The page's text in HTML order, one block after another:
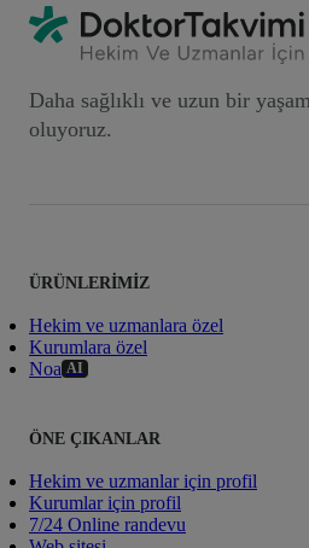
Daha sağlıklı ve uzun bir
oluyoruz.
ÜRÜNLERIMIZ
Hekim ve uzmanlara özel
Kurumlara özel
Noa AI
ÖNE ÇIKANLAR
Hekim ve uzmanlar için profil
Kurumlar için profil
7/24 Online randevu